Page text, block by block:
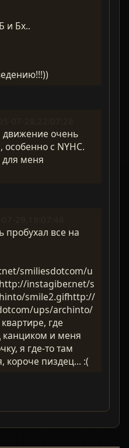
и Бх..
движение очень
особенно с NYHC.
меня
пробухал все на
smiliesdotcom/u
instagiber.net/s
smile2.gifhttp://
ups/archinto/
где
канциком и меня
я где-то там
короче пиздец... :(